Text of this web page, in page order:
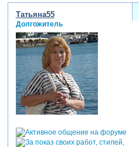
Татьяна55
Долгожитель